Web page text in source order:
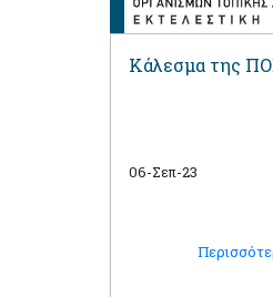
Κάλεσμα της
06-Σεπ-23